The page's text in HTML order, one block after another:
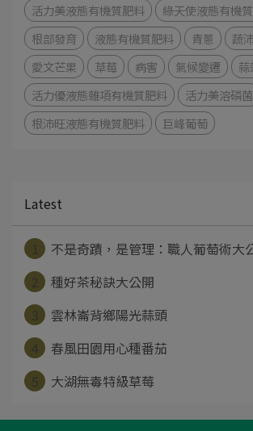
活力美液態有機質肥料
綠天使液態有機
根部發育
液態有機質肥料 青蔥
蔬
愛文芒果
草莓 病害 氣候變遷
活力優液態雜項有機質肥料
活力美溶磷菌
根沛旺液態有機質肥料
巨峰葡萄
Latest
不是奇蹟，是管理：職人葡萄術大
種好茶秘訣大公開
雲林崙背鄉陽光蒜頭
春風田園用心種番茄
大湖無毒特級草莓